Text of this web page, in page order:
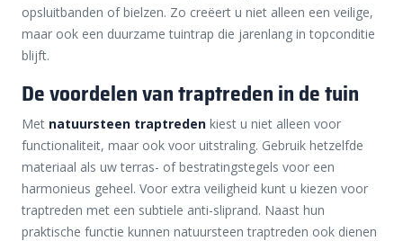
opsluitbanden of bielzen. Zo creëert u niet alleen een veilige,
maar ook een duurzame tuintrap die jarenlang in topconditie
blijft.
De voordelen van traptreden in de tuin
Met natuursteen traptreden kiest u niet alleen voor
functionaliteit, maar ook voor uitstraling. Gebruik hetzelfde
materiaal als uw terras- of bestratingstegels voor een
harmonieus geheel. Voor extra veiligheid kunt u kiezen voor
traptreden met een subtiele anti-sliprand. Naast hun
praktische functie kunnen natuursteen traptreden ook dienen